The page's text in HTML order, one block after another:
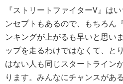
『ストリートファイターV』は
ンセプトもあるので、もちろん
ンキングが上がるも早いと思い
ップを走るわけではなくて、と
はない人も同じスタートライン
ります。みんなにチャンスがあ